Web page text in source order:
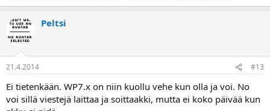
Peltsi
21.4.2014 #13
Ei tietenkään. WP7.x on niin kuollu vehe kun olla ja voi. No
voi sillä viestejä laittaa ja soittaakki, mutta ei koko päivää kun